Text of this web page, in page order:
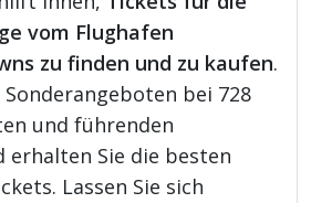
vom Flughafen
zu finden und zu kaufen.
Sonderangeboten bei 728
und führenden
erhalten Sie die besten
Lassen Sie sich